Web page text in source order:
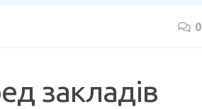
0
закладів